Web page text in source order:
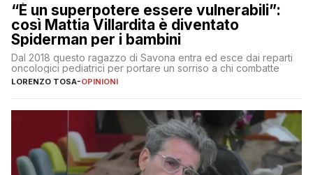
“È un superpotere essere vulnerabili”:
così Mattia Villardita è diventato
Spiderman per i bambini
Dal 2018 questo ragazzo di Savona entra ed esce dai reparti
oncologici pediatrici per portare un sorriso a chi combatte
LORENZO TOSA-OPINIONI